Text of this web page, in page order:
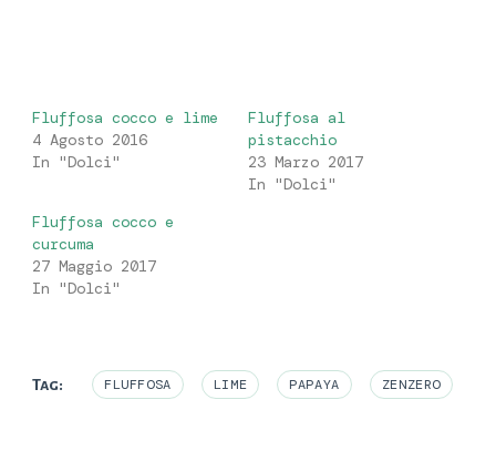
Fluffosa cocco e lime
4 Agosto 2016
In "Dolci"
Fluffosa al
pistacchio
23 Marzo 2017
In "Dolci"
Fluffosa cocco e
curcuma
27 Maggio 2017
In "Dolci"
Tag: FLUFFOSA LIME PAPAYA ZENZERO